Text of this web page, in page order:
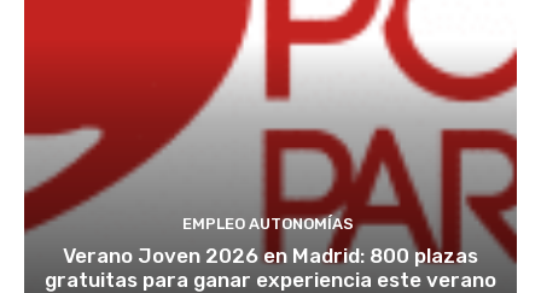
EMPLEO AUTONOMÍAS
Verano Joven 2026 en Madrid: 800 plazas
gratuitas para ganar experiencia este verano